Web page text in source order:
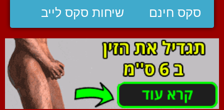
סקס חינם שיחות סקס לייב